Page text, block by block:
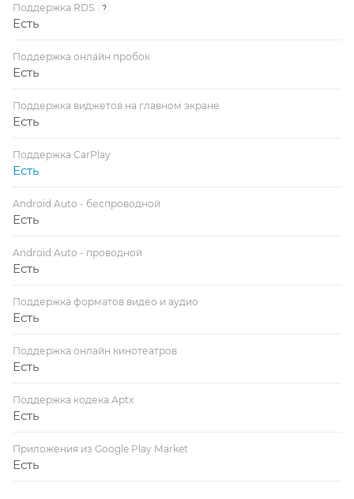
Поддержка RDS ?
Есть
Поддержка онлайн пробок
Есть
Поддержка виджетов на главном экране
Есть
Поддержка CarPlay
Есть
Android Auto - беспроводной
Есть
Android Auto - проводной
Есть
Поддержка форматов видео и аудио
Есть
Поддержка онлайн кинотеатров
Есть
Поддержка кодека Aptx
Есть
Приложения из Google Play Market
Есть